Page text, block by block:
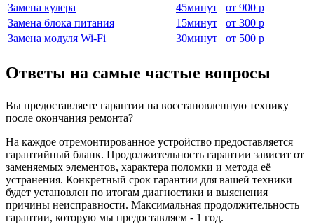
Замена кулера
45минут от 900 р
Замена блока питания
15минут от 300 р
Замена модуля Wi-Fi
30минут от 500 р
Ответы на самые частые вопросы
Вы предоставляете гарантии на восстановленную технику
после окончания ремонта?
На каждое отремонтированное устройство предоставляется
гарантийный бланк. Продолжительность гарантии зависит от
заменяемых элементов, характера поломки и метода её
устранения. Конкретный срок гарантии для вашей техники
будет установлен по итогам диагностики и выяснения
причины неисправности. Максимальная продолжительность
гарантии, которую мы предоставляем - 1 год.